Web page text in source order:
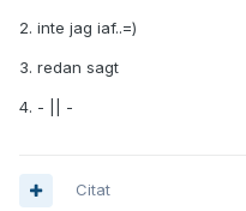
2. inte jag iaf..=)
3. redan sagt
4. - || -
Citat